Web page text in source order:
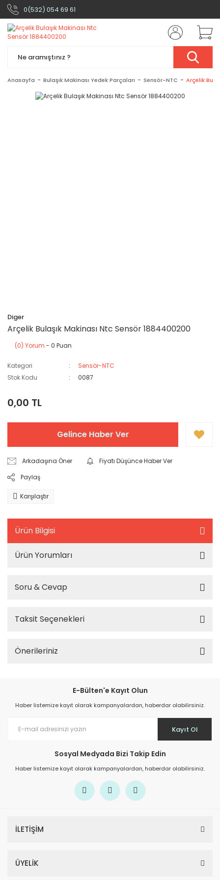
0(532) 054 69 61
Anasayfa Bulaşık Makinası Yedek Parçaları Sensör-NTC Arçelik
Diger
Arçelik Bulaşık Makinası Ntc Sensör 1884400200
(0) Yorum - 0 Puan
Kategori
Sensör-NTC
Stok Kodu
0087
0,00 TL
Gelince Haber Ver
Arkadaşına Öner
Fiyatı Düşünce Haber Ver
Paylaş
Karşılaştır
Ürün Bilgisi
Ürün Yorumları
Soru & Cevap
Taksit Seçenekleri
Önerileriniz
E-Bülten'e Kayıt Olun
Haber listemize kayıt olarak kampanyalardan, haberdar olabilirsiniz.
Kayıt Ol
Sosyal Medyada Bizi Takip Edin
Haber listemize kayıt olarak kampanyalardan, haberdar olabilirsiniz.
İLETİŞİM
ÜYELİK